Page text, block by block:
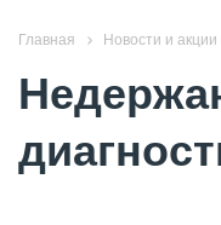
Главная Новости и акции